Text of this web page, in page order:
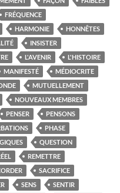
FRÉQUENCE
HARMONIE
HONNÊTES
INSISTER
L'AVENIR
L'HISTOIRE
MANIFESTÉ
MÉDIOCRITE
MUTUELLEMENT
NOUVEAUX MEMBRES
PENSER
PENSONS
PHASE
QUESTION
REMETTRE
SACRIFICE
SENS
SENTIR